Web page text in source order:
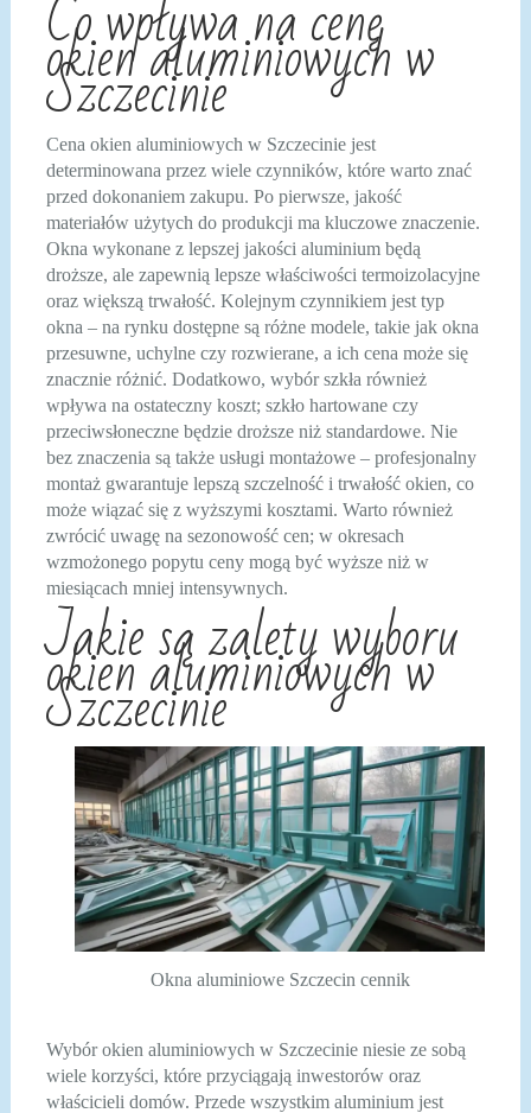
Co wpływa na cenę
okien aluminiowych w
Szczecinie
Cena okien aluminiowych w Szczecinie jest
determinowana przez wiele czynników, które warto znać
przed dokonaniem zakupu. Po pierwsze, jakość
materiałów użytych do produkcji ma kluczowe znaczenie.
Okna wykonane z lepszej jakości aluminium będą
droższe, ale zapewnią lepsze właściwości termoizolacyjne
oraz większą trwałość. Kolejnym czynnikiem jest typ
okna – na rynku dostępne są różne modele, takie jak okna
przesuwne, uchylne czy rozwierane, a ich cena może się
znacznie różnić. Dodatkowo, wybór szkła również
wpływa na ostateczny koszt; szkło hartowane czy
przeciwsłoneczne będzie droższe niż standardowe. Nie
bez znaczenia są także usługi montażowe – profesjonalny
montaż gwarantuje lepszą szczelność i trwałość okien, co
może wiązać się z wyższymi kosztami. Warto również
zwrócić uwagę na sezonowość cen; w okresach
wzmożonego popytu ceny mogą być wyższe niż w
miesiącach mniej intensywnych.
Jakie są zalety wyboru
okien aluminiowych w
Szczecinie
Okna aluminiowe Szczecin cennik
Wybór okien aluminiowych w Szczecinie niesie ze sobą
wiele korzyści, które przyciągają inwestorów oraz
właścicieli domów. Przede wszystkim aluminium jest